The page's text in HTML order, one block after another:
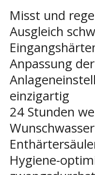
Misst und
Ausgleich
Anpassung der
einzigartig
24 Stunden
Hygiene-